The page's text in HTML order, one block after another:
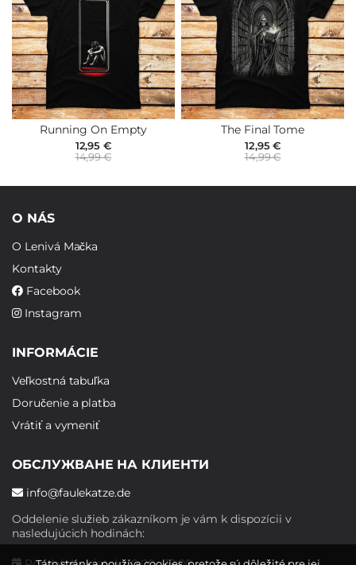
Running On Empty
12,95 €
14,99 €
The Final Tome
12,95 €
14,99 €
O NÁS
O Lenivá Mačka
Kontakty
Facebook
Instagram
INFORMÁCIE
Veľkostná tabuľka
Doručenie a platba
Vrátiť a vymeniť
ОБСЛУЖВАНЕ НА КЛИЕНТИ
info@faulekatze.de
Oddelenie služieb zákazníkom je vám k dispozícii v
nasledujúcich hodinách: